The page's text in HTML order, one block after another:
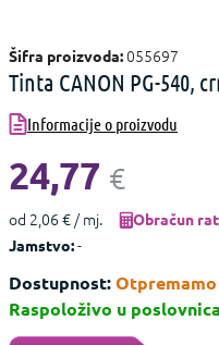
Šifra proizvoda:055697
Tinta CANON PG-540,
Informacije o proizvodu
24,77 €
od 2,06 € / mj.
Obračun
Jamstvo:-
Dostupnost:
Raspoloživo u